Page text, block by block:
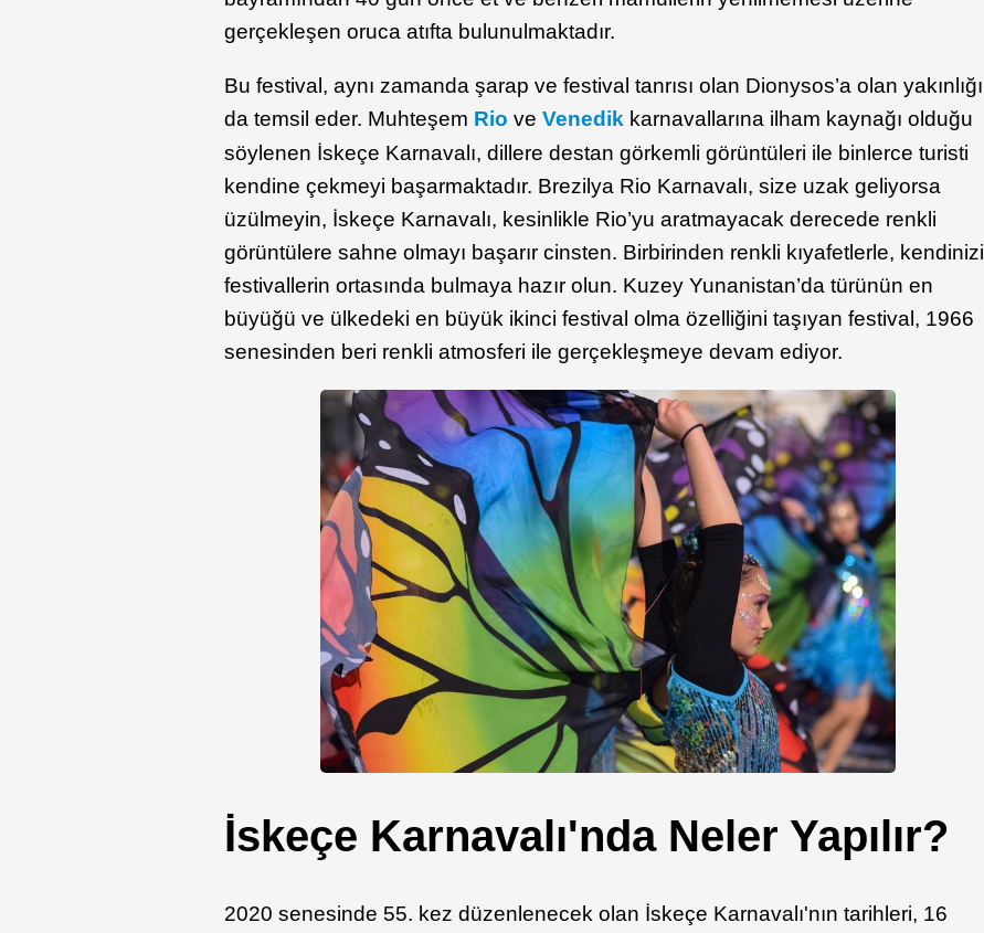
gerçekleşen oruca atıfta bulunulmaktadır.
Bu festival, aynı zamanda şarap ve festival tanrısı olan Dionysos’a olan yakınlığı
da temsil eder. Muhteşem Rio veVenedik karnavallarına ilham kaynağı olduğu
söylenen İskeçe Karnavalı, dillere destan görkemli görüntüleri ile binlerce turisti
kendine çekmeyi başarmaktadır. Brezilya Rio Karnavalı, size uzak geliyorsa
üzülmeyin, İskeçe Karnavalı, kesinlikle Rio’yu aratmayacak derecede renkli
görüntülere sahne olmayı başarır cinsten. Birbirinden renkli kıyafetlerle, kendinizi
festivallerin ortasında bulmaya hazır olun. Kuzey Yunanistan’da türünün en
büyüğü ve ülkedeki en büyük ikinci festival olma özelliğini taşıyan festival, 1966
senesinden beri renkli atmosferi ile gerçekleşmeye devam ediyor.
İskeçe Karnavalı'nda Neler Yapılır?
2020 senesinde 55. kez düzenlenecek olan İskeçe Karnavalı'nın tarihleri, 16